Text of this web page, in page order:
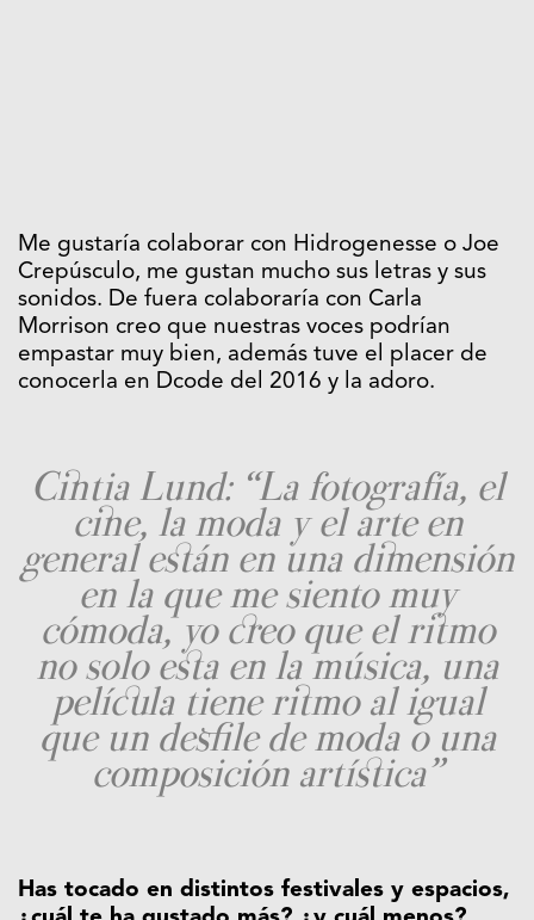
Me gustaría colaborar con Hidrogenesse o Joe
Crepúsculo, me gustan mucho sus letras y sus
sonidos. De fuera colaboraría con Carla
Morrison creo que nuestras voces podrían
empastar muy bien, además tuve el placer de
conocerla en Dcode del 2016 y la adoro.
Cintia Lund: “La fotografía, el
cine, la moda y el arte en
general están en una dimensión
en la que me siento muy
cómoda, yo creo que el ritmo
no solo esta en la música, una
película tiene ritmo al igual
que un desfile de moda o una
composición artística”
Has tocado en distintos festivales y espacios,